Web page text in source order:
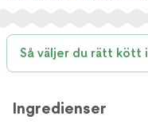
Så väljer du rätt kött
Ingredienser